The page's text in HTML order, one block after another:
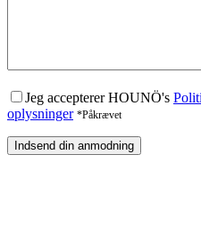
Jeg accepterer HOUNÖ's
oplysninger *Påkrævet